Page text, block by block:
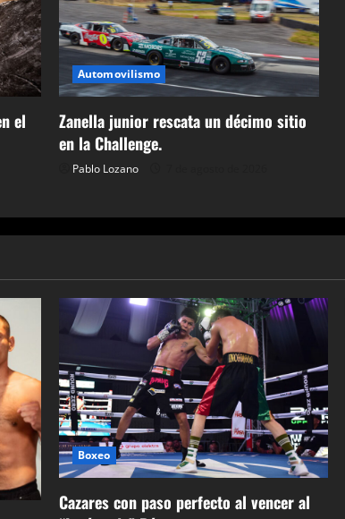
el
Automovilismo
Zanella junior rescata un décimo sitio
en la Challenge.
Pablo Lozano
Boxeo
Cazares con paso perfecto al vencer al